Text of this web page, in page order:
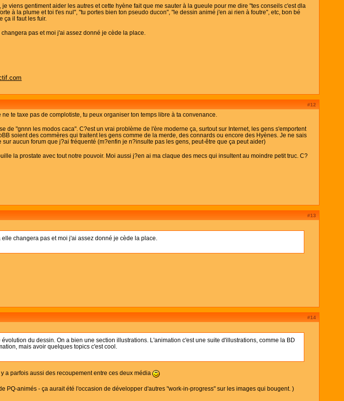
viens gentiment aider les autres et cette hyène fait que me sauter à la gueule pour me dire "tes conseils c'est dla
à la plume et toi t'es nul", "tu portes bien ton pseudo ducon", "le dessin animé j'en ai rien à foutre", etc, bon bé
ça il faut les fuir.
pas et moi j'ai assez donné je cède la place.
#12
te taxe pas de complotiste, tu peux organiser ton temps libre à ta convenance.
de "gnnn les modos caca". C?est un vrai problème de l'ère moderne ça, surtout sur Internet, les gens s'emportent
soient des commères qui traitent les gens comme de la merde, des connards ou encore des Hyènes. Je ne sais
aucun forum que j?ai fréquenté (m?enfin je n?insulte pas les gens, peut-être que ça peut aider)
la prostate avec tout notre pouvoir. Moi aussi j?en ai ma claque des mecs qui insultent au moindre petit truc. C?
#13
changera pas et moi j'ai assez donné je cède la place.
#14
du dessin. On a bien une section illustrations. L'animation c'est une suite d'illustrations, comme la BD
mais avoir quelques topics c'est cool.
a parfois aussi des recoupement entre ces deux média
PQ-animés - ça aurait été l'occasion de développer d'autres "work-in-progress" sur les images qui bougent. )